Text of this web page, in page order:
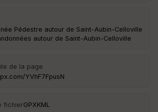
Pédestre autour de Saint-Aubin-Celloville
autour de Saint-Aubin-Celloville
de la page
YVhF7FpusN
fichierGPXKML